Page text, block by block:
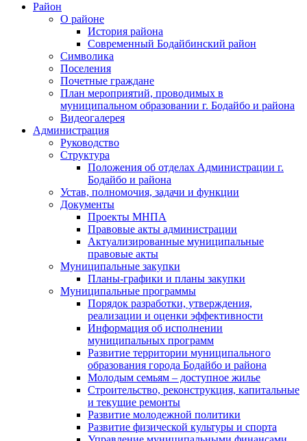
Район
О районе
История района
Современный Бодайбинский район
Символика
Поселения
Почетные граждане
План мероприятий, проводимых в
муниципальном образовании г. Бодайбо и района
Видеогалерея
Администрация
Руководство
Структура
Положения об отделах Администрации г.
Бодайбо и района
Устав, полномочия, задачи и функции
Документы
Проекты МНПА
Правовые акты администрации
Актуализированные муниципальные
правовые акты
Муниципальные закупки
Планы-графики и планы закупки
Муниципальные программы
Порядок разработки, утверждения,
реализации и оценки эффективности
Информация об исполнении
муниципальных программ
Развитие территории муниципального
образования города Бодайбо и района
Молодым семьям – доступное жилье
Строительство, реконструкция, капитальные
и текущие ремонты
Развитие молодежной политики
Развитие физической культуры и спорта